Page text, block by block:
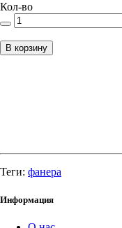
Кол-во
В корзину
Теги: фанера
Информация